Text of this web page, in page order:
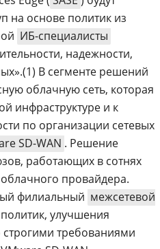
на основе политик из
ИБ-специалисты
надежности,
В сегменте решений
облачную сеть, которая
инфраструктуре и к
по организации сетевых
SD-WAN . Решение
работающих в сотнях
провайдера.
филиальный межсетевой
улучшения
строгими требованиями